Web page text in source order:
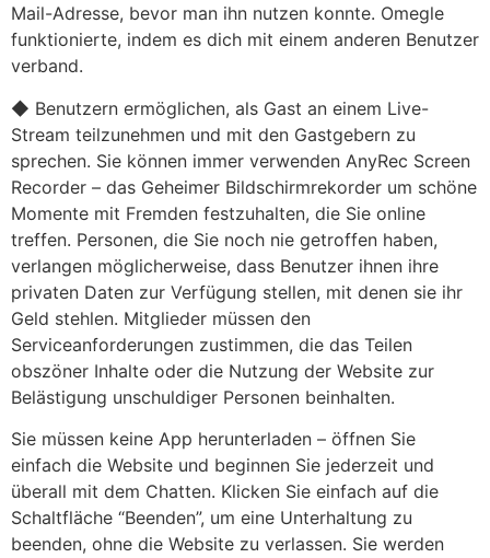
Mail-Adresse, bevor man ihn nutzen konnte. Omegle
funktionierte, indem es dich mit einem anderen Benutzer
verband.
◆ Benutzern ermöglichen, als Gast an einem Live-
Stream teilzunehmen und mit den Gastgebern zu
sprechen. Sie können immer verwenden AnyRec Screen
Recorder – das Geheimer Bildschirmrekorder um schöne
Momente mit Fremden festzuhalten, die Sie online
treffen. Personen, die Sie noch nie getroffen haben,
verlangen möglicherweise, dass Benutzer ihnen ihre
privaten Daten zur Verfügung stellen, mit denen sie ihr
Geld stehlen. Mitglieder müssen den
Serviceanforderungen zustimmen, die das Teilen
obszöner Inhalte oder die Nutzung der Website zur
Belästigung unschuldiger Personen beinhalten.
Sie müssen keine App herunterladen – öffnen Sie
einfach die Website und beginnen Sie jederzeit und
überall mit dem Chatten. Klicken Sie einfach auf die
Schaltfläche “Beenden”, um eine Unterhaltung zu
beenden, ohne die Website zu verlassen. Sie werden